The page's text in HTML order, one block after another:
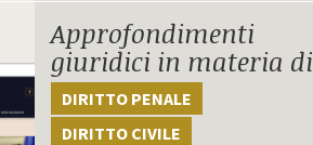
Approfondimenti
giuridici in materia di
DIRITTO PENALE
DIRITTO CIVILE